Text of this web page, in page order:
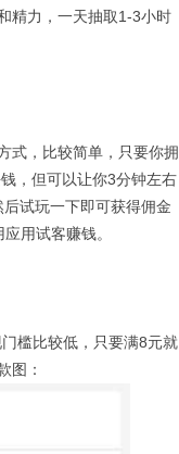
精力，一天抽取1-3小时
，比较简单，只要你拥
，但可以让你3分钟左右
试玩一下即可获得佣金
用试客赚钱。
槛比较低，只要满8元就
图：